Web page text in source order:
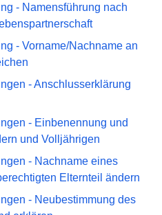
- Namensführung nach
- Vorname/Nachname an
- Anschlusserklärung
- Einbenennung und
und Volljährigen
- Nachname eines
Elternteil ändern
- Neubestimmung des